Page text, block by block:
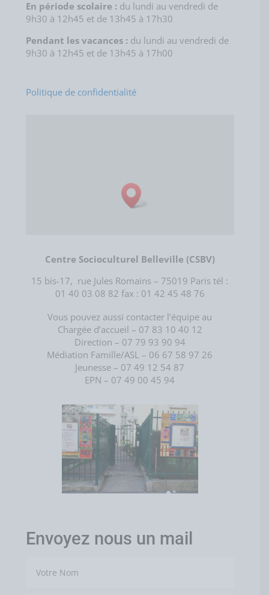
En période scolaire : du lundi au vendredi de
9h30 à 12h45 et de 13h45 à 17h30
Pendant les vacances : du lundi au vendredi de
9h30 à 12h45 et de 13h45 à 17h00
Politique de confidentialité
Centre Socioculturel Belleville (CSBV)
15 bis-17, rue Jules Romains – 75019 Paristél :
01 40 03 08 82 fax : 01 42 45 48 76
Vous pouvez aussi contacter l’équipe au
Chargée d’accueil – 07 83 10 40 12
Direction – 07 79 93 90 94
Médiation Famille/ASL – 06 67 58 97 26
Jeunesse – 07 49 12 54 87
EPN – 07 49 00 45 94
Envoyez nous un mail